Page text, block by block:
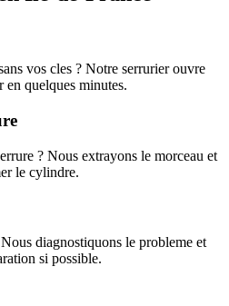
vos cles ? Notre serrurier ouvre
en quelques minutes.
? Nous extrayons le morceau et
le cylindre.
diagnostiquons le probleme et
si possible.